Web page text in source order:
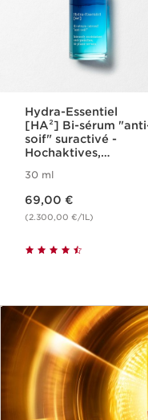
Hydra-Essentiel
[HA²] Bi-sérum "anti-
soif" suractivé -
Hochaktives,
spendendes 2-
Phasen Serum
30 ml
69,00 €
(2.300,00 €/1L)